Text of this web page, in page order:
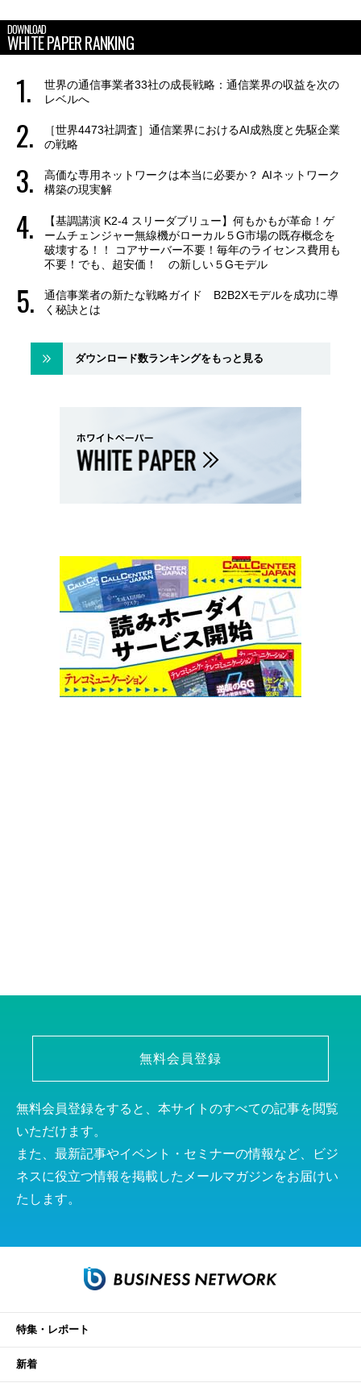
DOWNLOAD
WHITE PAPER RANKING
世界の通信事業者33社の成長戦略：通信業界の収益を次の
レベルへ
［世界4473社調査］通信業界におけるAI成熟度と先駆企業
の戦略
高価な専用ネットワークは本当に必要か？ AIネットワーク
構築の現実解
【基調講演 K2-4 スリーダブリュー】何もかもが革命！ゲ
ームチェンジャー無線機がローカル５G市場の既存概念を
破壊する！！ コアサーバー不要！毎年のライセンス費用も
不要！でも、超安価！ の新しい５Gモデル
通信事業者の新たな戦略ガイド B2B2Xモデルを成功に導
く秘訣とは
ダウンロード数ランキングをもっと見る
無料会員登録
無料会員登録をすると、本サイトのすべての記事を閲覧
いただけます。
また、最新記事やイベント・セミナーの情報など、ビジ
ネスに役立つ情報を掲載したメールマガジンをお届けい
たします。
特集・レポート
新着